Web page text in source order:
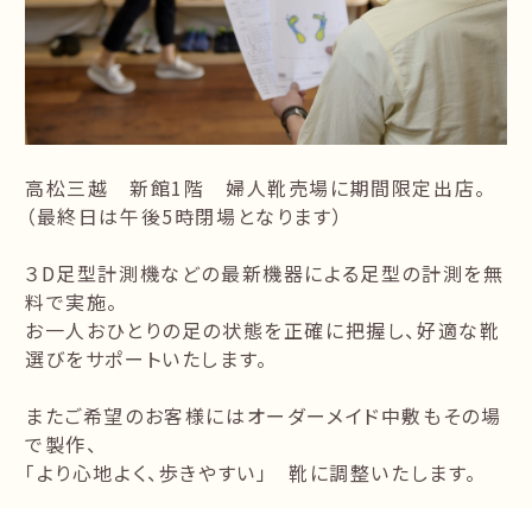
高松三越 新館1階 婦人靴売場に期間限定出店。
（最終日は午後5時閉場となります）
３D足型計測機などの最新機器による足型の計測を無
料で実施。
お一人おひとりの足の状態を正確に把握し、好適な靴
選びをサポートいたします。
またご希望のお客様にはオーダーメイド中敷もその場
で製作、
「より心地よく、歩きやすい」 靴に調整いたします。